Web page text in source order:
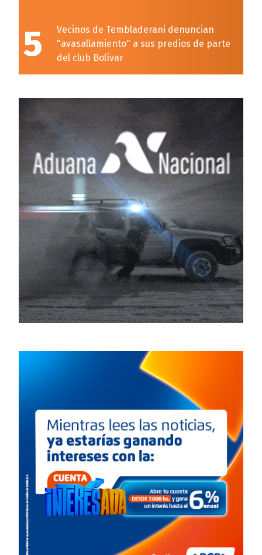
5
Vecinos de Tembladerani denuncian
"avasallamiento" a sus predios de parte
del club Bolívar